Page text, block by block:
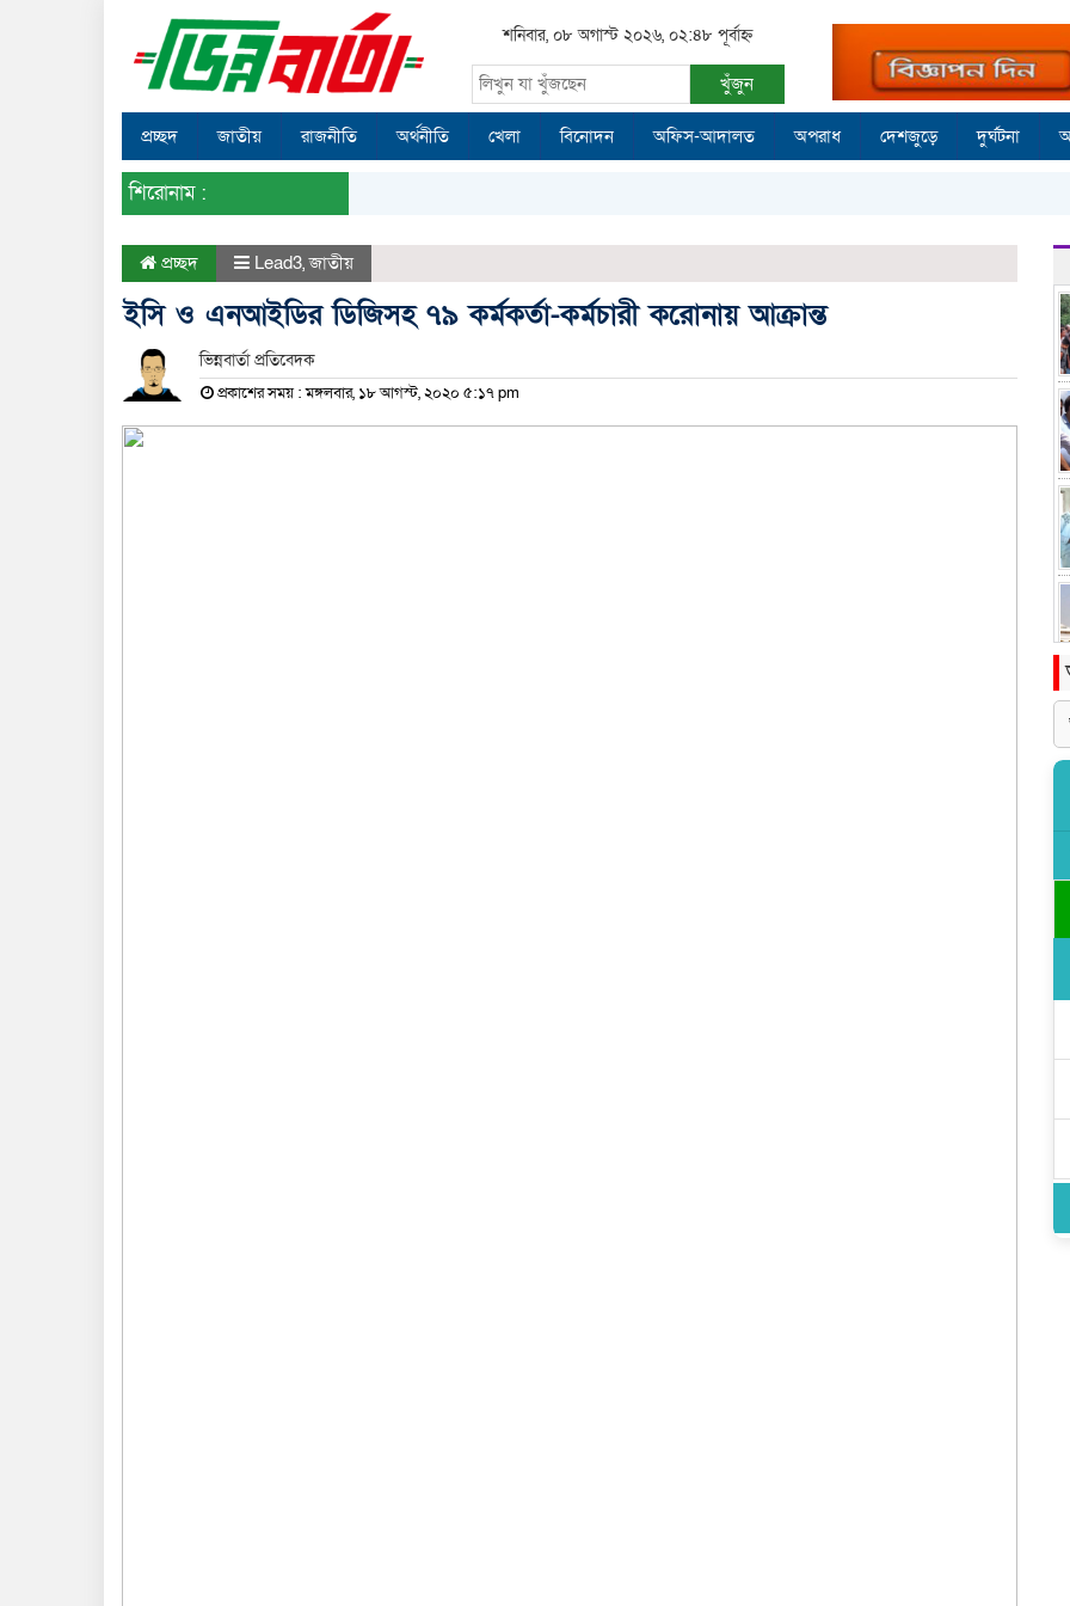
শনিবার, ০৮ অগাস্ট ২০২৬, ০২:৪৮ পূর্বাহ্ন
খুঁজুন
প্রচ্ছদ জাতীয় রাজনীতি অর্থনীতি খেলা বিনোদন অফিস-আদালত অপরাধ দেশজুড়ে দুর্ঘটনা
শিরোনাম :
প্রচ্ছদ Lead3,জাতীয়
ইসি ও এনআইডির ডিজিসহ ৭৯ কর্মকর্তা-কর্মচারী করোনায় আক্রান্ত
ভিন্নবার্তা প্রতিবেদক
প্রকাশের সময় : মঙ্গলবার, ১৮ আগস্ট, ২০২০ ৫:১৭ pm